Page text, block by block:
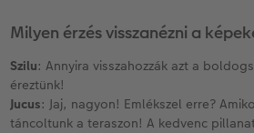
Milyen érzés visszanézni a
Szilu: Annyira visszahozzák azt a
éreztünk!
Jucus: Jaj, nagyon! Emlékszel erre?
táncoltunk a teraszon! A kedvenc